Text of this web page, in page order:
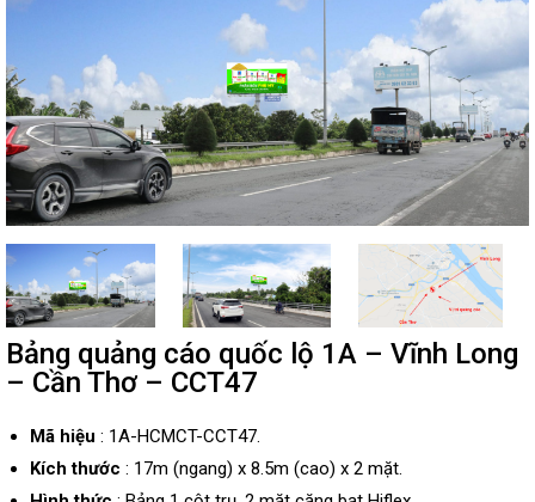
Bảng quảng cáo quốc lộ 1A – Vĩnh Long
– Cần Thơ – CCT47
Mã hiệu : 1A-HCMCT-CCT47.
Kích thước : 17m (ngang) x 8.5m (cao) x 2 mặt.